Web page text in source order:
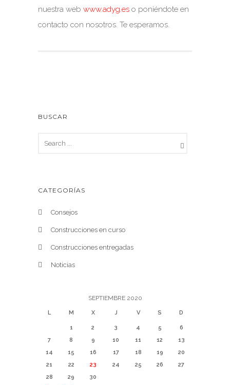
nuestra web www.adyg.es o poniéndote en
contacto con nosotros. Te esperamos.
BUSCAR
CATEGORÍAS
Consejos
Construcciones en curso
Construcciones entregadas
Noticias
SEPTIEMBRE 2020
L M X J V S D
1 2 3 4 5
6
7
8 9 10 11 12
13
14
15 16 17 18 19
20
21
22 23 24 25 26
27
28
29 30